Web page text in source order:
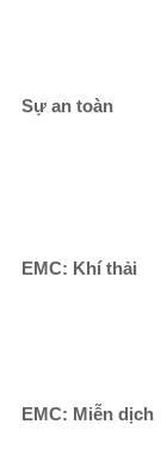
Sự an toàn
EMC: Khí thải
EMC: Miễn dịch